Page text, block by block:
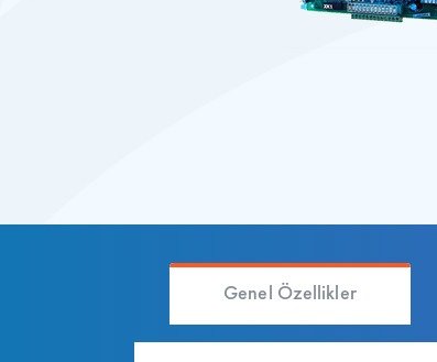
Genel Özellikler